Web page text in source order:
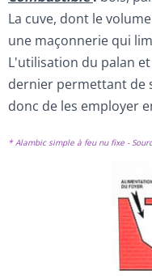
La cuve, dont le
une maçonnerie qui
L'utilisation du palan
dernier permettant de
donc de les employer
* Alambic simple à feu nu fixe -